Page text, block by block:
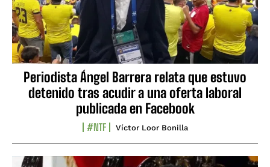
Periodista Ángel Barrera relata que estuvo
detenido tras acudir a una oferta laboral
publicada en Facebook
#NTF Víctor Loor Bonilla